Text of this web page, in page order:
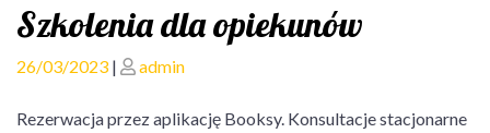
Szkolenia dla opiekunów
Posted
26/03/2023 | Posted
admin
Rezerwacja przez aplikację Booksy. Konsultacje stacjonarne